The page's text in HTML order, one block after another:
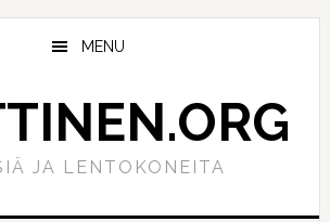
MENU
JA LENTOKONEITA